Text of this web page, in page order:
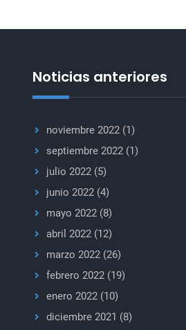
Noticias anteriores
noviembre 2022(1)
septiembre 2022(1)
julio 2022(5)
junio 2022(4)
mayo 2022(8)
abril 2022(12)
marzo 2022(26)
febrero 2022(19)
enero 2022(10)
diciembre 2021 (8)